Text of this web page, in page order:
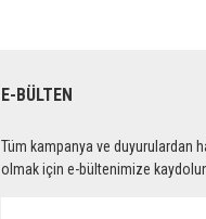
E-BÜLTEN
Tüm kampanya ve duyurulardan
olmak için e-bültenimize